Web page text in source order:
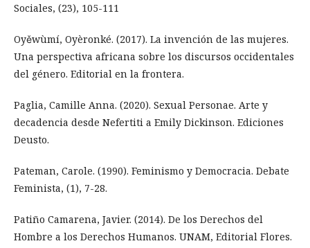
Sociales, (23), 105-111
Oyěwùmí, Oyèronké. (2017). La invención de las mujeres.
Una perspectiva africana sobre los discursos occidentales
del género. Editorial en la frontera.
Paglia, Camille Anna. (2020). Sexual Personae. Arte y
decadencia desde Nefertiti a Emily Dickinson. Ediciones
Deusto.
Pateman, Carole. (1990). Feminismo y Democracia. Debate
Feminista, (1), 7-28.
Patiño Camarena, Javier. (2014). De los Derechos del
Hombre a los Derechos Humanos. UNAM, Editorial Flores.